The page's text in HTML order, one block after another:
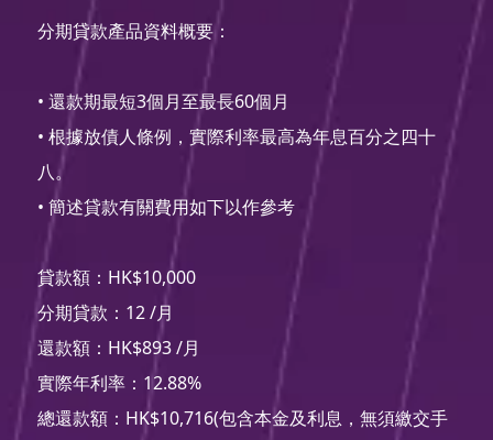
分期貸款產品資料概要：
• 還款期最短3個月至最長60個月
• 根據放債人條例，實際利率最高為年息百分之四十
八。
• 簡述貸款有關費用如下以作參考
貸款額：HK$10,000
分期貸款：12 /月
還款額：HK$893 /月
實際年利率：12.88%
總還款額：HK$10,716(包含本金及利息，無須繳交手